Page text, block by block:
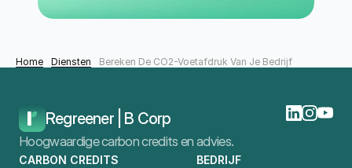
Home Diensten Bereken De CO2-Voetafdruk Van Je Bedrijf
Regreener | B Corp
Hoogwaardige carbon credits en advies.
CARBON CREDITS
BEDRIJF